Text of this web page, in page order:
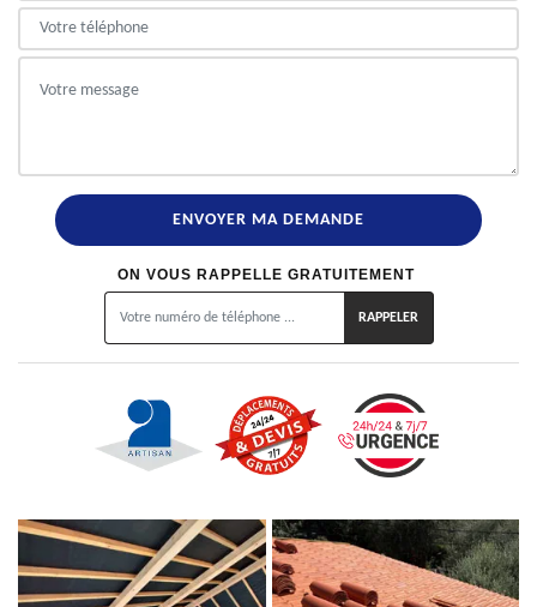
ON VOUS RAPPELLE GRATUITEMENT